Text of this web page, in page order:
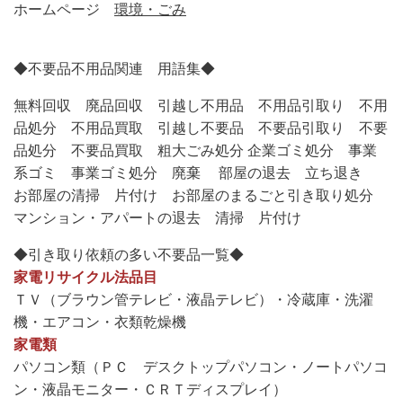
ホームページ 環境・ごみ
◆不要品不用品関連 用語集◆
無料回収 廃品回収 引越し不用品 不用品引取り 不用
品処分 不用品買取 引越し不要品 不要品引取り 不要
品処分 不要品買取 粗大ごみ処分 企業ゴミ処分 事業
系ゴミ 事業ゴミ処分 廃棄 部屋の退去 立ち退き
お部屋の清掃 片付け お部屋のまるごと引き取り処分
マンション・アパートの退去 清掃 片付け
◆引き取り依頼の多い不要品一覧◆
家電リサイクル法品目
ＴＶ（ブラウン管テレビ・液晶テレビ）・冷蔵庫・洗濯
機・エアコン・衣類乾燥機
家電類
パソコン類（ＰＣ デスクトップパソコン・ノートパソコ
ン・液晶モニター・ＣＲＴディスプレイ）